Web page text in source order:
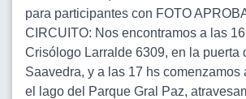
para participantes con FOTO
CIRCUITO: Nos encontramos a las
Crisólogo Larralde 6309, en la puerta
Saavedra, y a las 17 hs comenzamos
el lago del Parque Gral Paz,